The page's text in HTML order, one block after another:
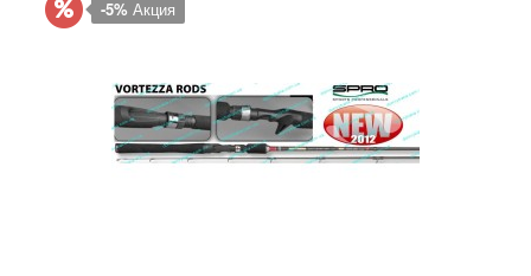
-5% Акция